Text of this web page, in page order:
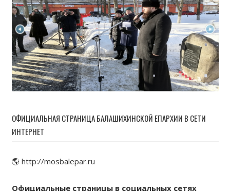
ОФИЦИАЛЬНАЯ СТРАНИЦА БАЛАШИХИНСКОЙ ЕПАРХИИ В СЕТИ
ИНТЕРНЕТ
🌎 http://mosbalepar.ru
Официальные страницы в социальных сетях